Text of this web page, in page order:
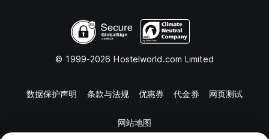
© 1999-2026 Hostelworld.com Limited
数据保护声明 条款与法规 优惠券 代金券 网页测试
网站地图